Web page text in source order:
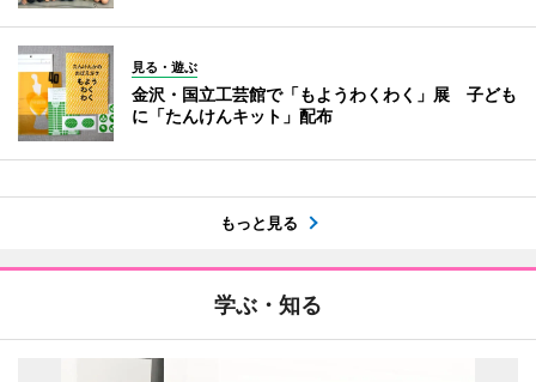
見る・遊ぶ
金沢・国立工芸館で「もようわくわく」展 子ども
に「たんけんキット」配布
もっと見る
学ぶ・知る